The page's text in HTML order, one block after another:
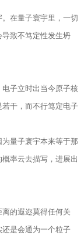
在量子寰宇里，一切
致不笃定性发生坍
子立时出当今原子核
干，而不行笃定电子
量子寰宇本来等于那
率云去描写，进展出
的遐迩莫得任何关
是会通为一个粒子